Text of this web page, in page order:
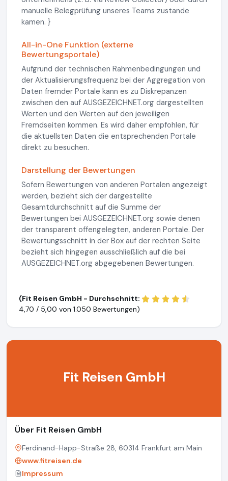
manuelle Belegprüfung unseres Teams zustande
kamen. }
All-in-One Funktion (externe
Bewertungsportale)
Aufgrund der technischen Rahmenbedingungen und
der Aktualisierungsfrequenz bei der Aggregation von
Daten fremder Portale kann es zu Diskrepanzen
zwischen den auf AUSGEZEICHNET.org dargestellten
Werten und den Werten auf den jeweiligen
Fremdseiten kommen. Es wird daher empfohlen, für
die aktuellsten Daten die entsprechenden Portale
direkt zu besuchen.
Darstellung der Bewertungen
Sofern Bewertungen von anderen Portalen angezeigt
werden, bezieht sich der dargestellte
Gesamtdurchschnitt auf die Summe der
Bewertungen bei AUSGEZEICHNET.org sowie denen
der transparent offengelegten, anderen Portale. Der
Bewertungsschnitt in der Box auf der rechten Seite
bezieht sich hingegen ausschließlich auf die bei
AUSGEZEICHNET.org abgegebenen Bewertungen.
(Fit Reisen GmbH - Durchschnitt:
4,70 / 5,00 von 1.050 Bewertungen)
Fit Reisen GmbH
Über Fit Reisen GmbH
Ferdinand-Happ-Straße 28, 60314 Frankfurt am Main
www.fitreisen.de
Impressum